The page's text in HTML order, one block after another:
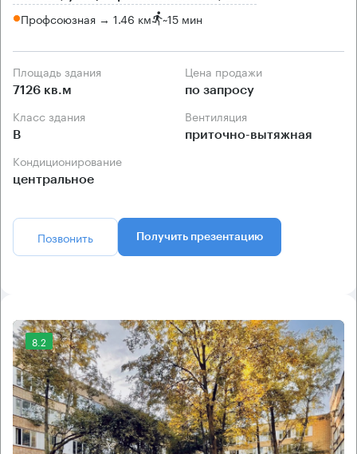
Профсоюзная → 1.46 км ~15 мин
Площадь здания
7126 кв.м
Цена продажи
по запросу
Класс здания
B
Вентиляция
приточно-вытяжная
Кондиционирование
центральное
Позвонить Получить презентацию
8.2